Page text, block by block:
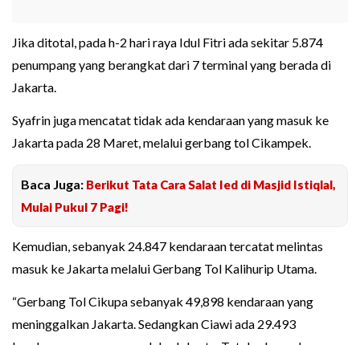
Jika ditotal, pada h-2 hari raya Idul Fitri ada sekitar 5.874
penumpang yang berangkat dari 7 terminal yang berada di
Jakarta.
Syafrin juga mencatat tidak ada kendaraan yang masuk ke
Jakarta pada 28 Maret, melalui gerbang tol Cikampek.
Baca Juga: Berikut Tata Cara Salat Ied di Masjid Istiqlal,
Mulai Pukul 7 Pagi!
Kemudian, sebanyak 24.847 kendaraan tercatat melintas
masuk ke Jakarta melalui Gerbang Tol Kalihurip Utama.
“Gerbang Tol Cikupa sebanyak 49,898 kendaraan yang
meninggalkan Jakarta. Sedangkan Ciawi ada 29.493